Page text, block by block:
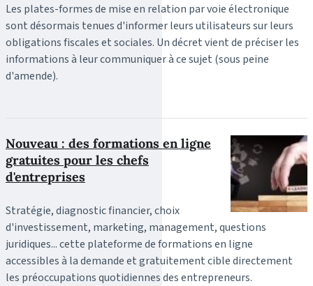
Les plates-formes de mise en relation par voie électronique
sont désormais tenues d'informer leurs utilisateurs sur leurs
obligations fiscales et sociales. Un décret vient de préciser les
informations à leur communiquer à ce sujet (sous peine
d'amende).
Nouveau : des formations en ligne
gratuites pour les chefs
d'entreprises
Stratégie, diagnostic financier, choix
d'investissement, marketing, management, questions
juridiques... cette plateforme de formations en ligne
accessibles à la demande et gratuitement cible directement
les préoccupations quotidiennes des entrepreneurs.